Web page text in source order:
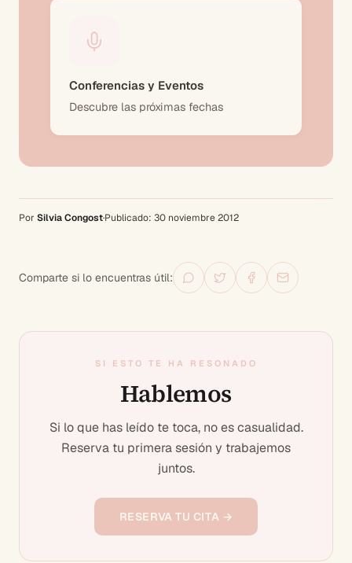
Conferencias y Eventos
Descubre las próximas fechas
Por Silvia Congost·Publicado: 30 noviembre 2012
Comparte si lo encuentras útil:
SI ESTO TE HA RESONADO
Hablemos
Si lo que has leído te toca, no es casualidad.
Reserva tu primera sesión y trabajemos
juntos.
RESERVA TU CITA →